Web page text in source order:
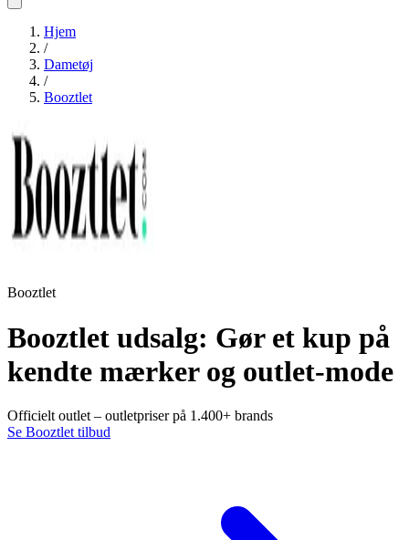
Hjem
/
Dametøj
/
Booztlet
Booztlet
Booztlet udsalg: Gør et kup på
kendte mærker og outlet-mode
Officielt outlet – outletpriser på 1.400+ brands
Se Booztlet tilbud